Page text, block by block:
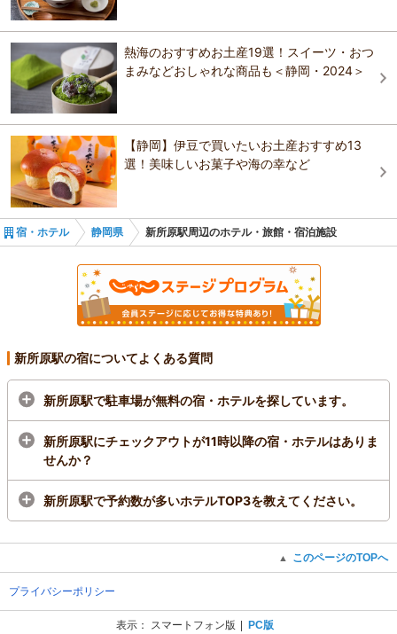
西伊豆
南伊豆
大井川・寸又峡・川根
東伊豆
中伊豆
ホテルアセント浜松
ＨＯＴＥＬ ｄａｙ ｂｙ ｄａｙ浜松
ホテルコンコルド浜松
ANAクラウンプラザホテル浜松by IHG
ＨＯＴＥＬ ｄａｙ ｂｙ ｄａｙ浜松
ホテルコンコルド浜松
ホテルルートイン浜松ディーラー通り
ANAクラウンプラザホテル浜松by IHG
ホテルアセント浜松
浜松ステーションホテル（くれたけホテルチェー
ン）
ホテルリブマックスBUDGET浜松駅前
ダイワロイネットホテル浜松（2025年10月リニュ
ーアル）
熱海のおすすめお土産19選！スイーツ・おつ
まみなどおしゃれな商品も＜静岡・2024＞
【静岡】伊豆で買いたいお土産おすすめ13
選！美味しいお菓子や海の幸など
宿・ホテル 静岡県 新所原駅周辺のホテル・旅館・宿泊施設
新所原駅の宿についてよくある質問
新所原駅で駐車場が無料の宿・ホテルを探しています。
新所原駅にチェックアウトが11時以降の宿・ホテルはありま
せんか？
新所原駅で予約数が多いホテルTOP3を教えてください。
▲ このページのTOPへ
プライバシーポリシー
表示： スマートフォン版 PC版